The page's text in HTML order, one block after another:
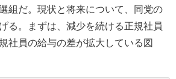
組だ。現状と将来について、同党の
る。まずは、減少を続ける正規社員
社員の給与の差が拡大している図